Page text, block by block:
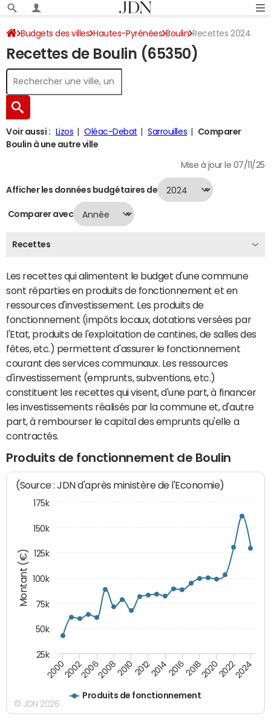
Budgets des villes Hautes-Pyrénées Boulin Recettes 2024
Recettes de Boulin (65350)
Voir aussi : Lizos Oléac-Debat Sarrouilles
Comparer
Boulin à une autre ville
Mise à jour le 07/11/25
Afficher les données budgétaires de
Comparer avec
Recettes
Les recettes qui alimentent le budget d'une commune
sont réparties en produits de fonctionnement et en
ressources d'investissement. Les produits de
fonctionnement (impôts locaux, dotations versées par
l'Etat, produits de l'exploitation de cantines, de salles des
fêtes, etc.) permettent d'assurer le fonctionnement
courant des services communaux. Les ressources
d'investissement (emprunts, subventions, etc.)
constituent les recettes qui visent, d'une part, à financer
les investissements réalisés par la commune et, d'autre
part, à rembourser le capital des emprunts qu'elle a
contractés.
Produits de fonctionnement de Boulin
Montant (€)
(Source : JDN d'après ministère de l'Economie)
Produits de fonctionnement
200020022006200820102012201420162018202020222024
25k
50k
75k
100k
125k
150k
175k
© JDN 2026